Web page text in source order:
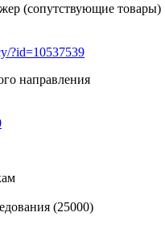
(сопутствующие товары)
?id=10537539
направления
(25000)